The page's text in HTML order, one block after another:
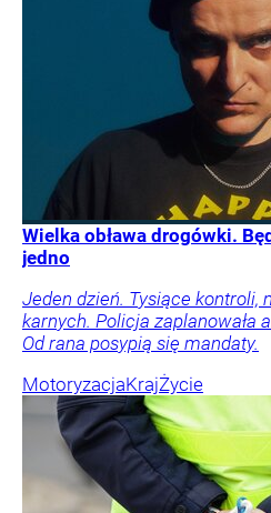
Wielka obława drogówki.
jedno
Jeden dzień. Tysiące kontroli,
karnych. Policja zaplanowała
Od rana posypią się mandaty.
MotoryzacjaKrajŻycie